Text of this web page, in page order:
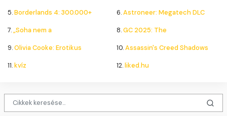
5.Borderlands 4: 300.000+ 6.Astroneer: Megatech DLC
7.„Soha nem a 8.GC 2025: The
9.Olivia Cooke: Erotikus 10.Assassin's Creed Shadows
11.kvíz 12.liked.hu